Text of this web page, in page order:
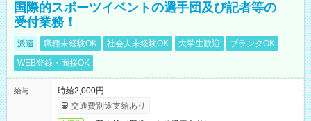
国際的スポーツイベントの選手団及び記者等の
受付業務！
派遣 職種未経験OK 社会人未経験OK 大学生歓迎
ブランクOK
WEB登録・面接OK
給与
時給2,000円
交通費別途支給あり